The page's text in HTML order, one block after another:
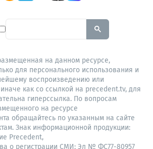
To search this site, enter a
на данном ресурсе,
для персонального использования и
воспроизведению или
как со ссылкой на precedent.tv, для
гиперссылка. По вопросам
на ресурсе
обращайтесь по указанным на сайте
Знак информационной продукции:
Precedent,
о регистрации СМИ: Эл № ФС77-80957